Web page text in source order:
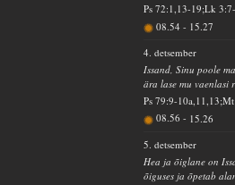
Ps 72:1,13-19;Lk
08.54- 15.27
4. detsember
Issand, Sinu poole
ära lase mu vaenlasi
Ps 79:9-
08.56- 15.26
5. detsember
Hea ja õiglane on
õiguses ja õpetab